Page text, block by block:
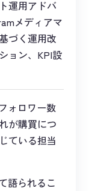
運用アドバ
メディアマ
づく運用改
ョン、KPI設
ォロワー数
が購買につ
ている担当
語られるこ